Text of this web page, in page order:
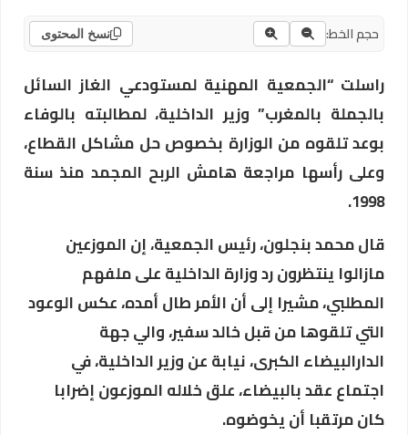
حجم الخط: نسخ المحتوى
راسلت “الجمعية المهنية لمستودعي الغاز السائل
بالجملة بالمغرب” وزير الداخلية، لمطالبته بالوفاء
بوعد تلقوه من الوزارة بخصوص حل مشاكل القطاع،
وعلى رأسها مراجعة هامش الربح المجمد منذ سنة
1998.
قال محمد بنجلون، رئيس الجمعية، إن الموزعين
مازالوا ينتظرون رد وزارة الداخلية على ملفهم
المطلبي، مشيرا إلى أن الأمر طال أمده، عكس الوعود
التي تلقوها من قبل خالد سفير، والي جهة
الدارالبيضاء الكبرى، نيابة عن وزير الداخلية، في
اجتماع عقد بالبيضاء، علق خلاله الموزعون إضرابا
كان مرتقبا أن يخوضوه.